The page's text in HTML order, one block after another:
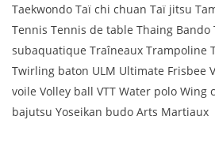
Taekwondo Taï chi chuan Taï jitsu
Tennis Tennis de table Thaing
subaquatique Traîneaux Trampoline
Twirling baton ULM Ultimate Frisbee
voile Volley ball VTT Water polo Wing
bajutsu Yoseikan budo Arts Martiaux